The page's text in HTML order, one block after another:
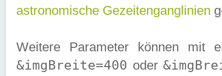
astronomische Gezeitenganglinien
Weitere Parameter können mit
&imgBreite=400 oder